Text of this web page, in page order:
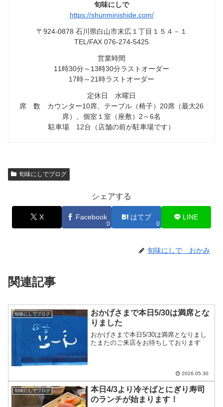
旬味にしで
https://shunminishide.com/
〒924-0878 石川県白山市末広１丁目１５４－１
TEL/FAX 076-274-5425
営業時間
11時30分～13時30分ラストオーダー
17時～21時ラストオーダー
定休日 水曜日
席 数 カウンター10席、テーブル（椅子）20席（最大26
席）、個室１室（座敷）2～6名
駐車場 12台（店舗の前が駐車場です）
旬味にしでブログ
シェアする
X Facebook
0
はてブ
0
LINE
旬味にしで おかみ
関連記事
旬味にしでブログ
おかげさまで本日5/30は満席とな
りました
おかげさまで本日5/30は満席となりまし
たまたのご来店をお待ちしております
2026.05.30
旬味にしでブログ
本日4/3より冷そばとにぎり寿司
のランチが始まります！